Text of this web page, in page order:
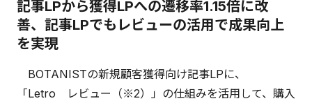
記事LPから獲得LPへの遷移率1.15倍に改
善、記事LPでもレビューの活用で成果向上
を実現
BOTANISTの新規顧客獲得向け記事LPに、
「Letro レビュー（※2）」の仕組みを活用して、購入